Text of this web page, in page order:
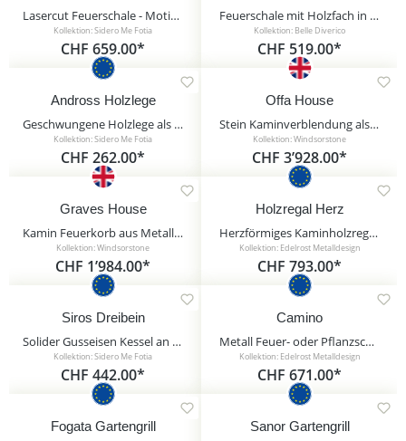
Lasercut Feuerschale - Motiv Wald - Feuerstelle aus Stahl für draußen - Dasos Feuerschale
Kollektion: Sidero Me Fotia
CHF 659.00*
Feuerschale mit Holzfach in Rostoptik aus Eisen - Riosea
Kollektion: Belle Diverico
CHF 519.00*
Andross Holzlege
Geschwungene Holzlege als stilvolle Aufbewahrung für Feuerholz - Andross Holzlege
Kollektion: Sidero Me Fotia
CHF 262.00*
Offa House
Stein Kaminverblendung als Innendekoration - Offa House / Sand
Kollektion: Windsorstone
CHF 3’928.00*
Graves House
Kamin Feuerkorb aus Metall mit Verzierung - Graves House / ohne Ascheauffang
Kollektion: Windsorstone
CHF 1’984.00*
Holzregal Herz
Herzförmiges Kaminholzregal aus Rost Metall - Holzregal Herz / 80x80cm (HxB)
Kollektion: Edelrost Metalldesign
CHF 793.00*
Siros Dreibein
Solider Gusseisen Kessel an stabilem Dreibein Gestell - Siros Dreibein / ohne Kurbel / 6Liter
Kollektion: Sidero Me Fotia
CHF 442.00*
Camino
Metall Feuer- oder Pflanzschale auf Kaminholzregal - dekorativ & praktisch - Camino
Kollektion: Edelrost Metalldesign
CHF 671.00*
Fogata Gartengrill Sanor Gartengrill